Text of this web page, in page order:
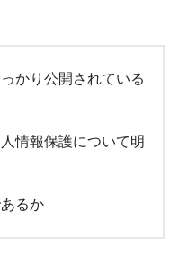
かり公開されている
情報保護について明
るか